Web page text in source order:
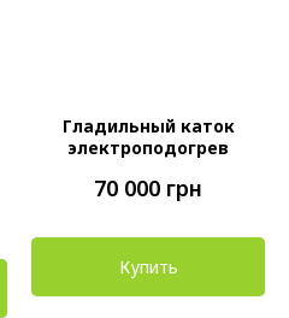
Гладильный каток
электроподогрев
70 000 грн
Купить